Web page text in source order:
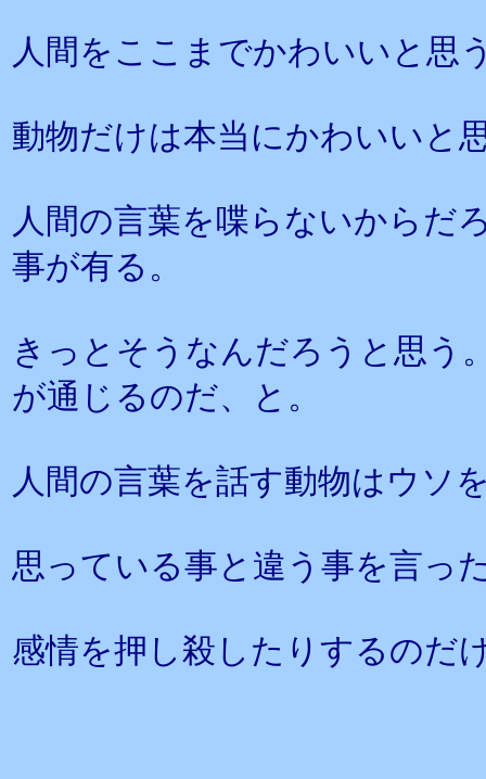
人間をここまでかわいいと思
動物だけは本当にかわいいと
人間の言葉を喋らないからだ
事が有る。
きっとそうなんだろうと思う
が通じるのだ、と。
人間の言葉を話す動物はウソ
思っている事と違う事を言っ
感情を押し殺したりするのだ